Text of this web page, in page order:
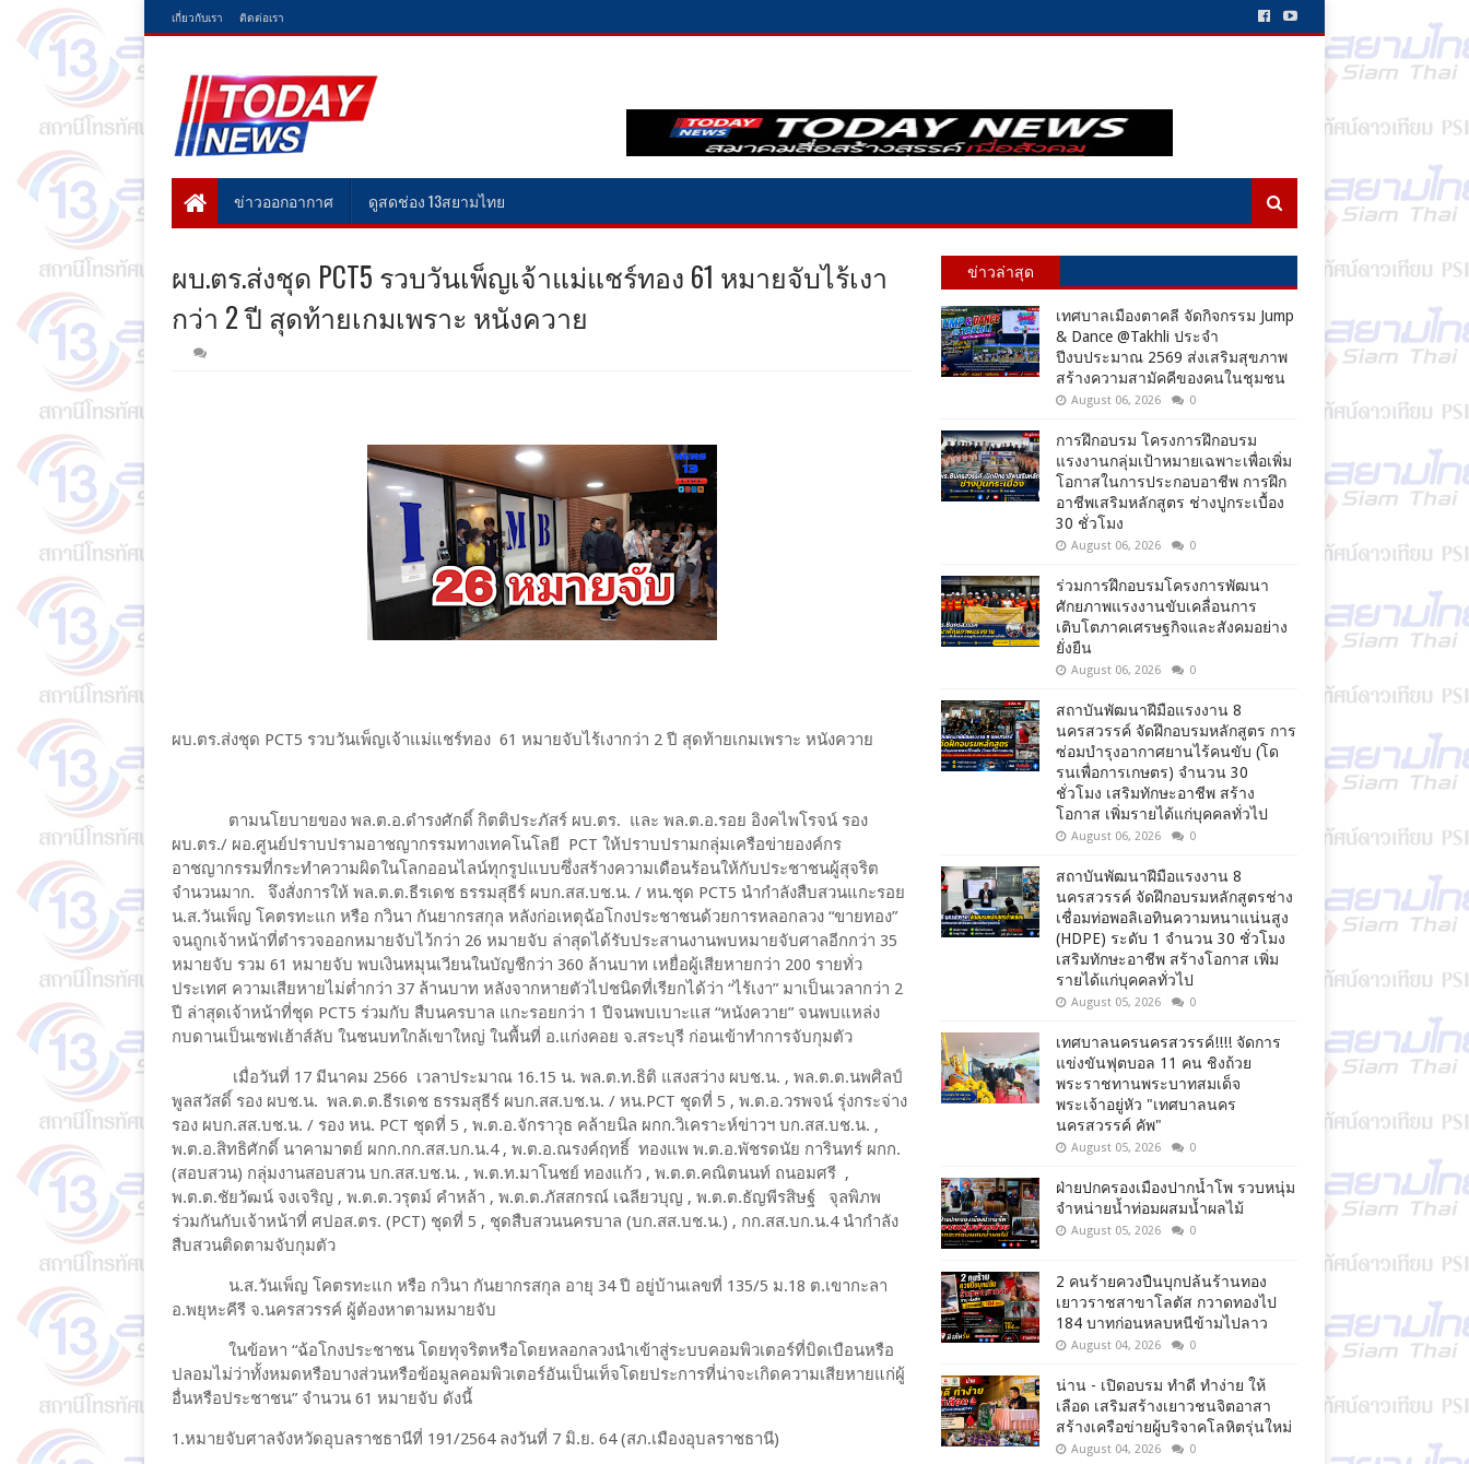
เกี่ยวกับเรา ติดต่อเรา
ข่าวออกอากาศ ดูสดช่อง 13สยามไทย
ผบ.ตร.ส่งชุด PCT5 รวบวันเพ็ญเจ้าแม่แชร์ทอง 61 หมายจับไร้เงา
กว่า 2 ปี สุดท้ายเกมเพราะ หนังควาย
ผบ.ตร.ส่งชุด PCT5 รวบวันเพ็ญเจ้าแม่แชร์ทอง 61 หมายจับไร้เงากว่า 2 ปี สุดท้ายเกมเพราะ หนังควาย
ตามนโยบายของ พล.ต.อ.ดำรงศักดิ์ กิตติประภัสร์ ผบ.ตร. และ พล.ต.อ.รอย อิงคไพโรจน์ รอง
ผบ.ตร./ ผอ.ศูนย์ปราบปรามอาชญากรรมทางเทคโนโลยี PCT ให้ปราบปรามกลุ่มเครือข่ายองค์กร
อาชญากรรมที่กระทำความผิดในโลกออนไลน์ทุกรูปแบบซึ่งสร้างความเดือนร้อนให้กับประชาชนผู้สุจริต
จำนวนมาก. จึงสั่งการให้ พล.ต.ต.ธีรเดช ธรรมสุธีร์ ผบก.สส.บช.น. / หน.ชุด PCT5 นำกำลังสืบสวนแกะรอย
น.ส.วันเพ็ญ โคตรทะแก หรือ กวินา กันยากรสกุล หลังก่อเหตุฉ้อโกงประชาชนด้วยการหลอกลวง “ขายทอง”
จนถูกเจ้าหน้าที่ตำรวจออกหมายจับไว้กว่า 26 หมายจับ ล่าสุดได้รับประสานงานพบหมายจับศาลอีกกว่า 35
หมายจับ รวม 61 หมายจับ พบเงินหมุนเวียนในบัญชีกว่า 360 ล้านบาท เหยื่อผู้เสียหายกว่า 200 รายทั่ว
ประเทศ ความเสียหายไม่ต่ำกว่า 37 ล้านบาท หลังจากหายตัวไปชนิดที่เรียกได้ว่า “ไร้เงา” มาเป็นเวลากว่า 2
ปี ล่าสุดเจ้าหน้าที่ชุด PCT5 ร่วมกับ สืบนครบาล แกะรอยกว่า 1 ปีจนพบเบาะแส “หนังควาย” จนพบแหล่ง
กบดานเป็นเซฟเฮ้าส์ลับ ในชนบทใกล้เขาใหญ่ ในพื้นที่ อ.แก่งคอย จ.สระบุรี ก่อนเข้าทำการจับกุมตัว
เมื่อวันที่ 17 มีนาคม 2566 เวลาประมาณ 16.15 น. พล.ต.ท.ธิติ แสงสว่าง ผบช.น. , พล.ต.ต.นพศิลป์
พูลสวัสดิ์ รอง ผบช.น. พล.ต.ต.ธีรเดช ธรรมสุธีร์ ผบก.สส.บช.น. / หน.PCT ชุดที่ 5 , พ.ต.อ.วรพจน์ รุ่งกระจ่าง
รอง ผบก.สส.บช.น. / รอง หน. PCT ชุดที่ 5 , พ.ต.อ.จักราวุธ คล้ายนิล ผกก.วิเคราะห์ข่าวฯ บก.สส.บช.น. ,
พ.ต.อ.สิทธิศักดิ์ นาคามาตย์ ผกก.กก.สส.บก.น.4 , พ.ต.อ.ณรงค์ฤทธิ์ ทองแพ พ.ต.อ.พัชรดนัย การินทร์ ผกก.
(สอบสวน) กลุ่มงานสอบสวน บก.สส.บช.น. , พ.ต.ท.มาโนชย์ ทองแก้ว , พ.ต.ต.คณิตนนท์ ถนอมศรี ,
พ.ต.ต.ชัยวัฒน์ จงเจริญ , พ.ต.ต.วรุตม์ คำหล้า , พ.ต.ต.ภัสสกรณ์ เฉลียวบุญ , พ.ต.ต.ธัญพีรสิษฐ์ จุลพิภพ
ร่วมกันกับเจ้าหน้าที่ ศปอส.ตร. (PCT) ชุดที่ 5 , ชุดสืบสวนนครบาล (บก.สส.บช.น.) , กก.สส.บก.น.4 นำกำลัง
สืบสวนติดตามจับกุมตัว
น.ส.วันเพ็ญ โคตรทะแก หรือ กวินา กันยากรสกุล อายุ 34 ปี อยู่บ้านเลขที่ 135/5 ม.18 ต.เขากะลา
อ.พยุหะคีรี จ.นครสวรรค์ ผู้ต้องหาตามหมายจับ
ในข้อหา “ฉ้อโกงประชาชน โดยทุจริตหรือโดยหลอกลวงนำเข้าสู่ระบบคอมพิวเตอร์ที่บิดเบือนหรือ
ปลอมไม่ว่าทั้งหมดหรือบางส่วนหรือข้อมูลคอมพิวเตอร์อันเป็นเท็จโดยประการที่น่าจะเกิดความเสียหายแก่ผู้
อื่นหรือประชาชน” จำนวน 61 หมายจับ ดังนี้
1.หมายจับศาลจังหวัดอุบลราชธานีที่ 191/2564 ลงวันที่ 7 มิ.ย. 64 (สภ.เมืองอุบลราชธานี)
ข่าวล่าสุด
เทศบาลเมืองตาคลี จัดกิจกรรม Jump
& Dance @Takhli ประจำ
ปีงบประมาณ 2569 ส่งเสริมสุขภาพ
สร้างความสามัคคีของคนในชุมชน
August 06, 2026 0
การฝึกอบรม โครงการฝึกอบรม
แรงงานกลุ่มเป้าหมายเฉพาะเพื่อเพิ่ม
โอกาสในการประกอบอาชีพ การฝึก
อาชีพเสริมหลักสูตร ช่างปูกระเบื้อง
30 ชั่วโมง
August 06, 2026 0
ร่วมการฝึกอบรมโครงการพัฒนา
ศักยภาพแรงงานขับเคลื่อนการ
เติบโตภาคเศรษฐกิจและสังคมอย่าง
ยั่งยืน
August 06, 2026 0
สถาบันพัฒนาฝีมือแรงงาน 8
นครสวรรค์ จัดฝึกอบรมหลักสูตร การ
ซ่อมบำรุงอากาศยานไร้คนขับ (โด
รนเพื่อการเกษตร) จำนวน 30
ชั่วโมง เสริมทักษะอาชีพ สร้าง
โอกาส เพิ่มรายได้แก่บุคคลทั่วไป
August 06, 2026 0
สถาบันพัฒนาฝีมือแรงงาน 8
นครสวรรค์ จัดฝึกอบรมหลักสูตรช่าง
เชื่อมท่อพอลิเอทินความหนาแน่นสูง
(HDPE) ระดับ 1 จำนวน 30 ชั่วโมง
เสริมทักษะอาชีพ สร้างโอกาส เพิ่ม
รายได้แก่บุคคลทั่วไป
August 05, 2026 0
เทศบาลนครนครสวรรค์!!!! จัดการ
แข่งขันฟุตบอล 11 คน ชิงถ้วย
พระราชทานพระบาทสมเด็จ
พระเจ้าอยู่หัว "เทศบาลนคร
นครสวรรค์ คัพ"
August 05, 2026 0
ฝ่ายปกครองเมืองปากน้ำโพ รวบหนุ่ม
จำหน่ายน้ำท่อมผสมน้ำผลไม้
August 05, 2026 0
2 คนร้ายควงปืนบุกปล้นร้านทอง
เยาวราชสาขาโลตัส กวาดทองไป
184 บาทก่อนหลบหนีข้ามไปลาว
August 04, 2026 0
น่าน - เปิดอบรม ทำดี ทำง่าย ให้
เลือด เสริมสร้างเยาวชนจิตอาสา
สร้างเครือข่ายผู้บริจาคโลหิตรุ่นใหม่
August 04, 2026 0